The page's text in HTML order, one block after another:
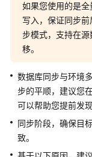
将
MySQL
到
Kafka
MySQL
步
如果您使用的是
写入，保证同步
步模式，支持在
移。
数据库同步与环境
步的平顺，建议您
可以帮助您提前发
同步阶段，确保目
致。